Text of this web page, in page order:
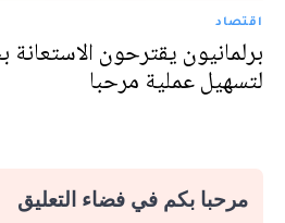
اقتصاد
برلمانيون يقترحون الاستعانة
لتسهيل عملية مرحبا
مرحبا بكم في فضاء التعليق